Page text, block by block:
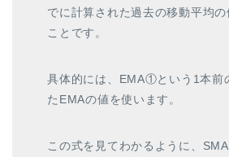
でに計算された過去の移動平均の
ことです。
具体的には、EMA①という1本前
たEMAの値を使います。
この式を見てわかるように、